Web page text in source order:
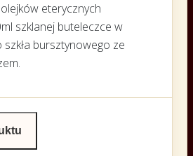
eterycznych
szklanej buteleczce w
bursztynowego ze